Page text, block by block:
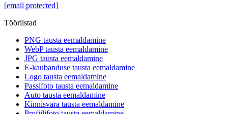
[email protected]
Tööriistad
PNG tausta eemaldamine
WebP tausta eemaldamine
JPG tausta eemaldamine
E-kaubanduse tausta eemaldamine
Logo tausta eemaldamine
Passifoto tausta eemaldamine
Auto tausta eemaldamine
Kinnisvara tausta eemaldamine